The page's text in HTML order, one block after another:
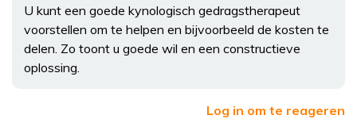
U kunt een goede kynologisch gedragstherapeut
voorstellen om te helpen en bijvoorbeeld de kosten te
delen. Zo toont u goede wil en een constructieve
oplossing.
Log in om te reageren